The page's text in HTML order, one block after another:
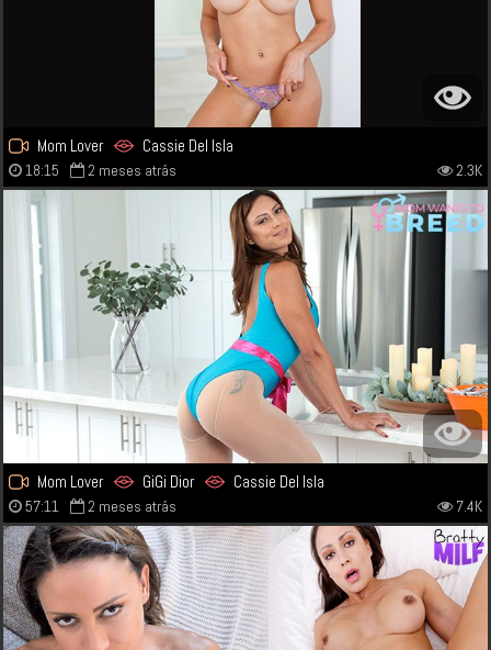
Mom Lover Cassie Del Isla
18:15 2 meses atrás 2.3K
Mom Lover GiGi Dior Cassie Del Isla
57:11 2 meses atrás 7.4K